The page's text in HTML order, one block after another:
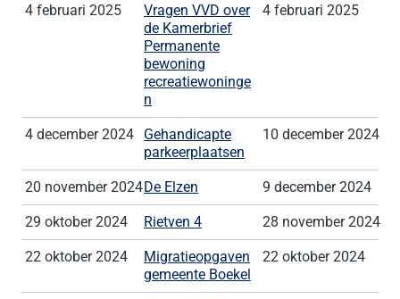
4 februari 2025
Vragen VVD over
de Kamerbrief
Permanente
bewoning
recreatiewoninge
n
4 februari 2025
4 december 2024
Gehandicapte
parkeerplaatsen
10 december 2024
20 november 2024De Elzen 9 december 2024
29 oktober 2024 Rietven 4 28 november 2024
22 oktober 2024
Migratieopgaven
gemeente Boekel
22 oktober 2024